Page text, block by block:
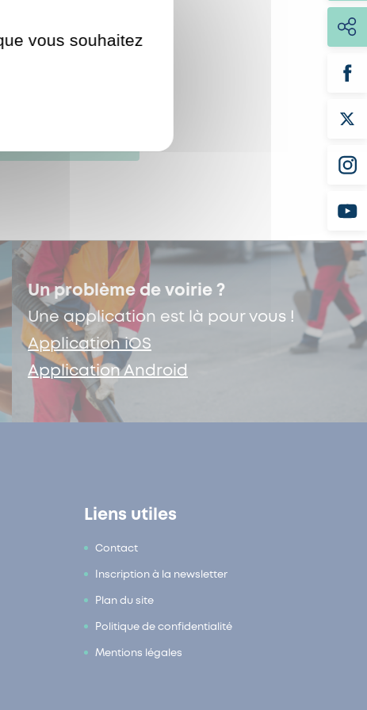
Un problème de voirie ?
Une application est là pour vous !
Application iOS
Application Android
Liens utiles
Contact
Inscription à la newsletter
Plan du site
Politique de confidentialité
Mentions légales
vous souhaitez